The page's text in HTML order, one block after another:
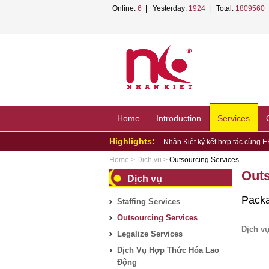
Online: 6 | Yesterday: 1924 | Total: 1809560
Home Introduction Services
Highlights:
Nhân Kiệt ký kết hợp tác cùng
NHÂN KIỆT ĐỒNG HÀNH
NHÂN KIỆT ĐỒNG HÀNH
PHƯỜNG...
NHÂN KIỆT ĐỒNG HÀNH HỘI
NHÂN KIỆT CHUNG TAY HỖ
Nhân Kiệt tham gia tập huấn
Nhân Kiệt và VNPT TP.HCM
NHÂN KIỆT THAM DỰ HỘI
LAO...
NHÂN KIỆT VÀ EK GROUP
Home > Dịch vụ > Outsourcing Services
Dịch vụ
Staffing Services
Outsourcing Services
Legalize Services
Dịch Vụ Hợp Thức Hóa Lao
Động
Dịch